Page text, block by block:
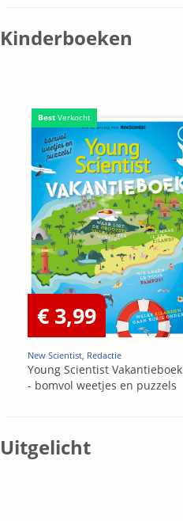
Kinderboeken
Best Verkocht
€ 3,99
New Scientist, Redactie
Young Scientist Vakantieboek
- bomvol weetjes en puzzels
Uitgelicht